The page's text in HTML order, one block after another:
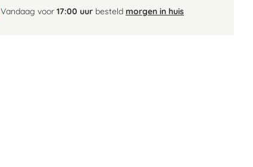
Vandaag voor 17:00 uur besteld morgen in huis